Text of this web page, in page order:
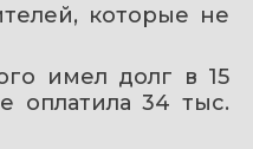
которые не
имел долг в 15
оплатила 34 тыс.